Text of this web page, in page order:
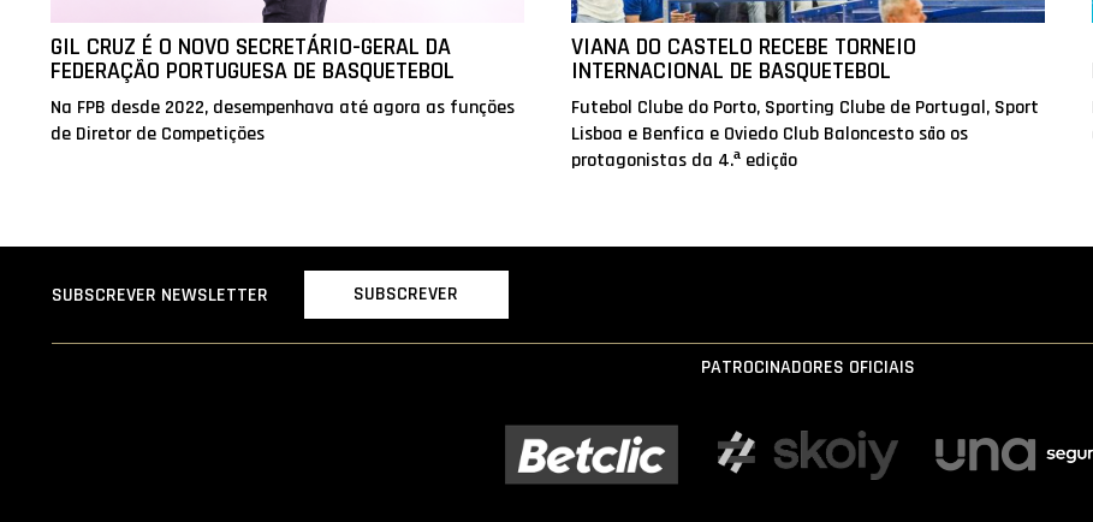
GIL CRUZ É O NOVO SECRETÁRIO-GERAL DA
FEDERAÇÃO PORTUGUESA DE BASQUETEBOL
Na FPB desde 2022, desempenhava até agora as funções
de Diretor de Competições
VIANA DO CASTELO RECEBE TORNEIO
INTERNACIONAL DE BASQUETEBOL
Futebol Clube do Porto, Sporting Clube de Portugal, Sport
Lisboa e Benfica e Oviedo Club Baloncesto são os
protagonistas da 4.ª edição
SUBSCREVER NEWSLETTER SUBSCREVER
PATROCINADORES OFICIAIS